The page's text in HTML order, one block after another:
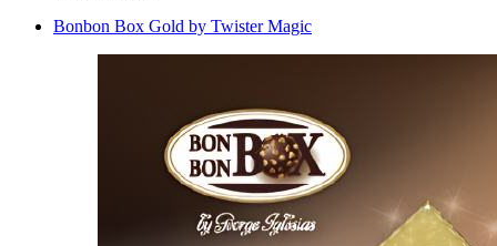
Bonbon Box Gold by Twister Magic